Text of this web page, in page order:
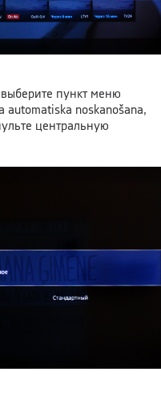
пункт меню
automatiska noskanošana,
центральную